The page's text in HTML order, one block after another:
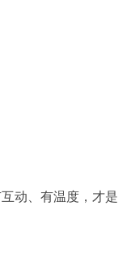
动、有温度，才是